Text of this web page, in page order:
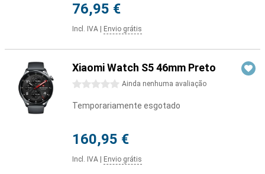
76,95 €
Incl. IVA Envio grátis
Xiaomi Watch S5 46mm Preto
0 estrelas Ainda nenhuma avaliação
Temporariamente esgotado
160,95 €
Incl. IVA Envio grátis